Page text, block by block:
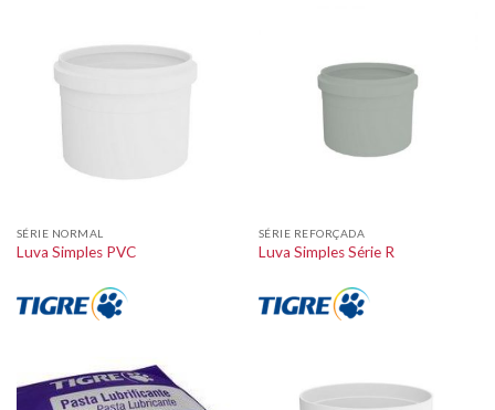
SÉRIE NORMAL
Luva Simples PVC
SÉRIE REFORÇADA
Luva Simples Série R